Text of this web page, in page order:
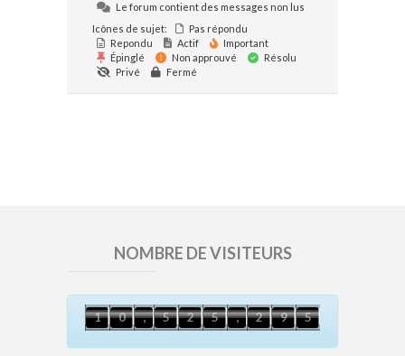
Le forum contient des messages non lus
Icônes de sujet:
Pas répondu
Repondu
Actif
Important
Épinglé
Non approuvé
Résolu
Privé
Fermé
NOMBRE DE VISITEURS
1
0
,
5
2
5
,
2
9 5